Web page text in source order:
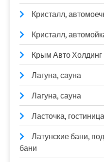
Кристалл,
Кристалл,
Крым Авто Холдинг
Лагуна, сауна
Лагуна, сауна
Ласточка, гостиница
Латунские бани,
бани